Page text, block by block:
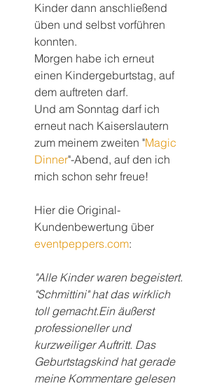
Kinder dann anschließend
üben und selbst vorführen
konnten.
Morgen habe ich erneut
einen Kindergeburtstag, auf
dem auftreten darf.
Und am Sonntag darf ich
erneut nach Kaiserslautern
zum meinem zweiten "Magic
Dinner"-Abend, auf den ich
mich schon sehr freue!
Hier die Original-
Kundenbewertung über
eventpeppers.com:
"Alle Kinder waren begeistert.
"Schmittini" hat das wirklich
toll gemacht.Ein äußerst
professioneller und
kurzweiliger Auftritt. Das
Geburtstagskind hat gerade
meine Kommentare gelesen